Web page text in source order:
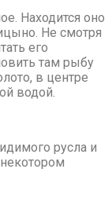
Находится оно
Не смотря
его
там рыбу
в центре
водой.
русла и